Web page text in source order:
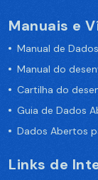
Manuais e
Manual de
Manual do
Cartilha do
Guia de Dados
Dados Abertos
Links de